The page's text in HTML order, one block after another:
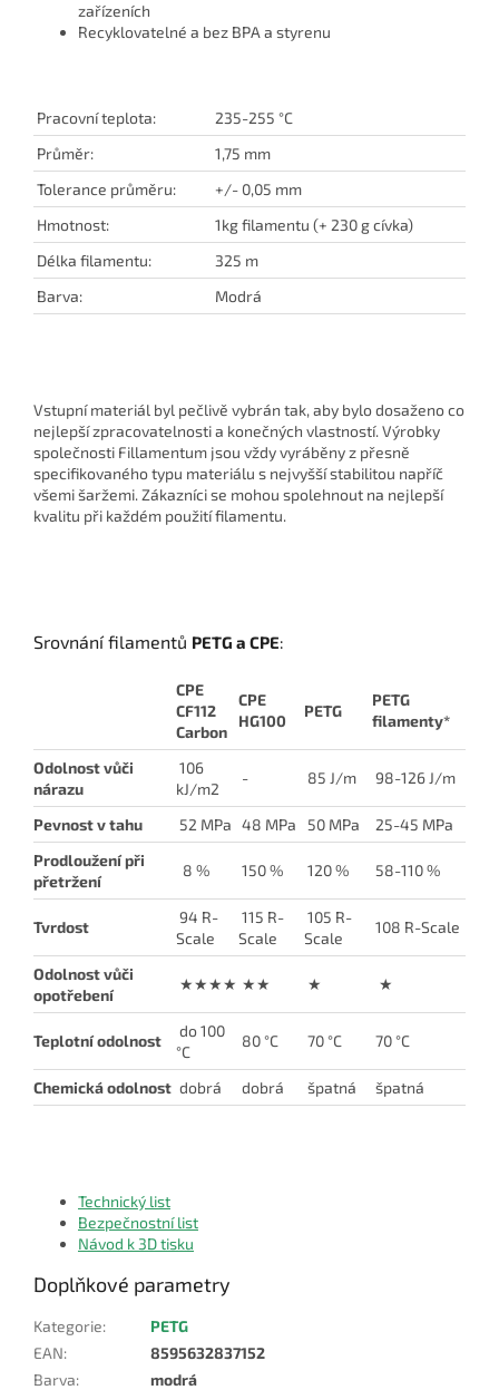
zařízeních
Recyklovatelné a bez BPA a styrenu
Pracovní teplota:
235-255 °C
Průměr:
1,75 mm
Tolerance průměru:
+/- 0,05 mm
Hmotnost:
1kg filamentu (+ 230 g cívka)
Délka filamentu:
325 m
Barva:
Modrá
Vstupní materiál byl pečlivě vybrán tak, aby bylo dosaženo co
nejlepší zpracovatelnosti a konečných vlastností. Výrobky
společnosti Fillamentum jsou vždy vyráběny z přesně
specifikovaného typu materiálu s nejvyšší stabilitou napříč
všemi šaržemi. Zákazníci se mohou spolehnout na nejlepší
kvalitu při každém použití filamentu.
Srovnání filamentů PETG a CPE:
CPE
CF112
Carbon
CPE
HG100
PETG
PETG
filamenty*
Odolnost vůči
nárazu
106
kJ/m2
- 85 J/m 98-126 J/m
Pevnost v tahu 52 MPa 48 MPa 50 MPa
25-45 MPa
Prodloužení při
přetržení
8 % 150 % 120 % 58-110 %
Tvrdost
94 R-
Scale
115 R-
Scale
105 R-
Scale
108 R-Scale
Odolnost vůči
opotřebení
★★★★ ★★ ★ ★
Teplotní odolnost
do 100
°C
80 °C 70 °C 70 °C
Chemická odolnost dobrá dobrá špatná špatná
Technický list
Bezpečnostní list
Návod k 3D tisku
Doplňkové parametry
Kategorie:
PETG
EAN:
8595632837152
Barva:
modrá